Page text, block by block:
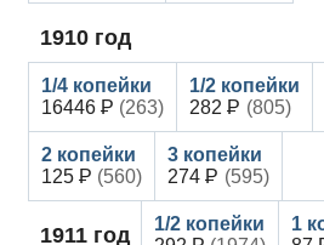
1910 год
16446 (263) 282 (805)
125 (560) 274 (595)
1911 год